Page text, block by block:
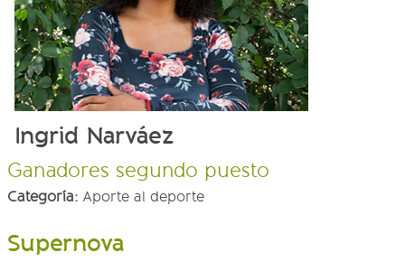
Ingrid Narváez
Ganadores segundo puesto
Categoría: Aporte al deporte
Supernova